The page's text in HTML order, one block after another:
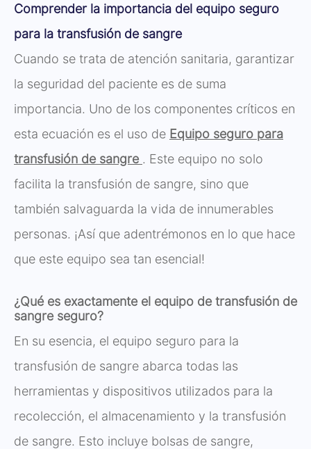
Comprender la importancia del equipo seguro
para la transfusión de sangre
Cuando se trata de atención sanitaria, garantizar
la seguridad del paciente es de suma
importancia. Uno de los componentes críticos en
esta ecuación es el uso de Equipo seguro para
transfusión de sangre . Este equipo no solo
facilita la transfusión de sangre, sino que
también salvaguarda la vida de innumerables
personas. ¡Así que adentrémonos en lo que hace
que este equipo sea tan esencial!
¿Qué es exactamente el equipo de transfusión de
sangre seguro?
En su esencia, el equipo seguro para la
transfusión de sangre abarca todas las
herramientas y dispositivos utilizados para la
recolección, el almacenamiento y la transfusión
de sangre. Esto incluye bolsas de sangre,